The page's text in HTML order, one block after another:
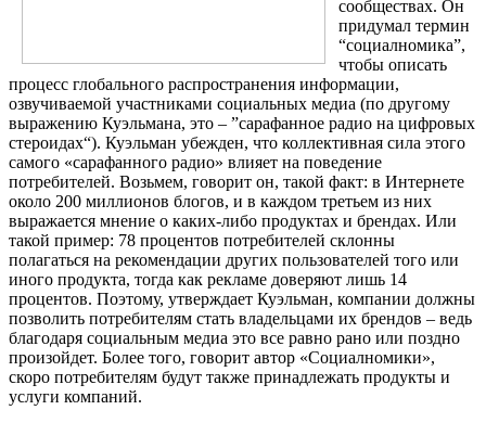
сообществах. Он
придумал термин
“социалномика”,
чтобы описать
процесс глобального распространения информации,
озвучиваемой участниками социальных медиа (по другому
выражению Куэльмана, это – ”сарафанное радио на цифровых
стероидах“). Куэльман убежден, что коллективная сила этого
самого «сарафанного радио» влияет на поведение
потребителей. Возьмем, говорит он, такой факт: в Интернете
около 200 миллионов блогов, и в каждом третьем из них
выражается мнение о каких-либо продуктах и брендах. Или
такой пример: 78 процентов потребителей склонны
полагаться на рекомендации других пользователей того или
иного продукта, тогда как рекламе доверяют лишь 14
процентов. Поэтому, утверждает Куэльман, компании должны
позволить потребителям стать владельцами их брендов – ведь
благодаря социальным медиа это все равно рано или поздно
произойдет. Более того, говорит автор «Социалномики»,
скоро потребителям будут также принадлежать продукты и
услуги компаний.